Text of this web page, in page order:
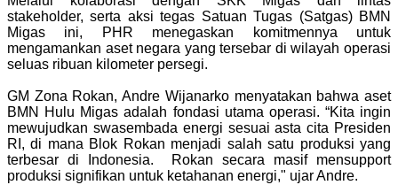
stakeholder, serta aksi tegas Satuan Tugas (Satgas) BMN
Migas ini, PHR menegaskan komitmennya untuk
mengamankan aset negara yang tersebar di wilayah operasi
seluas ribuan kilometer persegi.
GM Zona Rokan, Andre Wijanarko menyatakan bahwa aset
BMN Hulu Migas adalah fondasi utama operasi. “Kita ingin
mewujudkan swasembada energi sesuai asta cita Presiden
RI, di mana Blok Rokan menjadi salah satu produksi yang
terbesar di Indonesia. Rokan secara masif mensupport
produksi signifikan untuk ketahanan energi," ujar Andre.